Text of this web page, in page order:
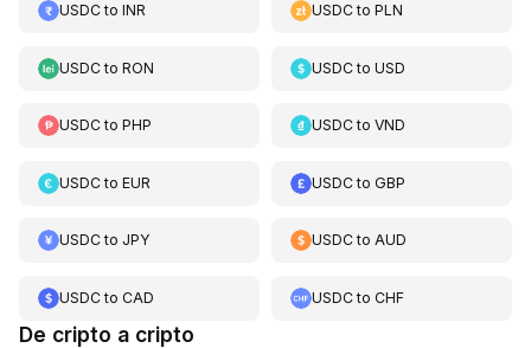
USDCto INR USDCtoPLN
USDCto RON USDCtoUSD
USDCto PHP USDCtoVND
USDCto EUR USDCtoGBP
USDCto JPY USDCtoAUD
USDCto CAD USDCtoCHF
De cripto a cripto